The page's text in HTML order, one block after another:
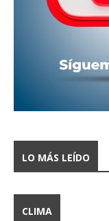
LO MÁS LEÍDO
CLIMA